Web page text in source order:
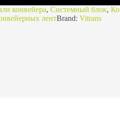
конвейера, Системный блок,
лентBrand: Vitrans